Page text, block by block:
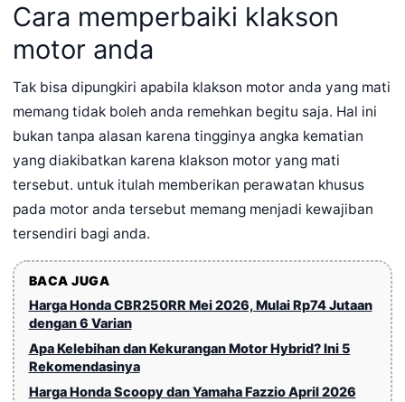
Cara memperbaiki klakson
motor anda
Tak bisa dipungkiri apabila klakson motor anda yang mati
memang tidak boleh anda remehkan begitu saja. Hal ini
bukan tanpa alasan karena tingginya angka kematian
yang diakibatkan karena klakson motor yang mati
tersebut. untuk itulah memberikan perawatan khusus
pada motor anda tersebut memang menjadi kewajiban
tersendiri bagi anda.
BACA JUGA
Harga Honda CBR250RR Mei 2026, Mulai Rp74 Jutaan
dengan 6 Varian
Apa Kelebihan dan Kekurangan Motor Hybrid? Ini 5
Rekomendasinya
Harga Honda Scoopy dan Yamaha Fazzio April 2026